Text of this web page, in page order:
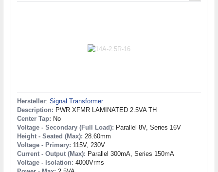
Hersteller: Signal Transformer
Description: PWR XFMR LAMINATED 2.5VA TH
Center Tap: No
Voltage - Secondary (Full Load): Parallel 8V, Series 16V
Height - Seated (Max): 28.60mm
Voltage - Primary: 115V, 230V
Current - Output (Max): Parallel 300mA, Series 150mA
Voltage - Isolation: 4000Vrms